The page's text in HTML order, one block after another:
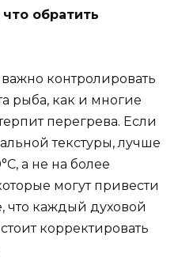
обратить
контролировать
рыба, как и многие
перегрева. Если
текстуры, лучше
а не на более
могут привести
что каждый духовой
корректировать